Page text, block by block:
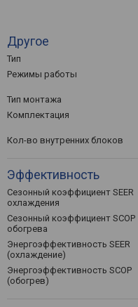
Другое
Тип
Режимы работы
Тип монтажа
Комплектация
Кол-во внутренних блоков
Эффективность
Сезонный коэффициент SEER
охлаждения
Сезонный коэффициент SCOP
обогрева
Энергоэффективность SEER
(охлаждение)
Энергоэффективность SCOP
(обогрев)